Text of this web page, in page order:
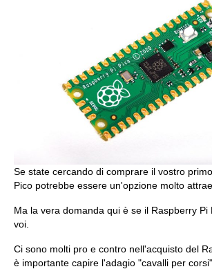
Se state cercando di comprare il vostro
Pico potrebbe essere un'opzione molto
Ma la vera domanda qui è se il Raspberry Pi
voi.
Ci sono molti pro e contro nell'acquisto del
è importante capire l'adagio "cavalli per corsi".